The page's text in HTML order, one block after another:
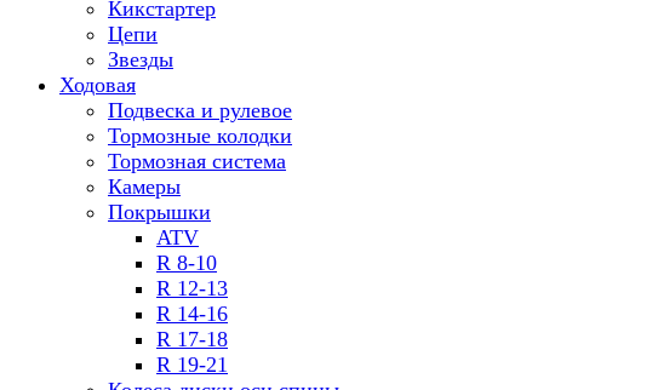
Кикстартер
Цепи
Звезды
Ходовая
Подвеска и рулевое
Тормозные колодки
Тормозная система
Камеры
Покрышки
ATV
R 8-10
R 12-13
R 14-16
R 17-18
R 19-21